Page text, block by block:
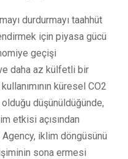
durdurmayı taahhüt
için piyasa gücü
geçişi
daha az külfetli bir
küresel CO2
düşünüldüğünde,
etkisi açısından
iklim döngüsünü
sona ermesi